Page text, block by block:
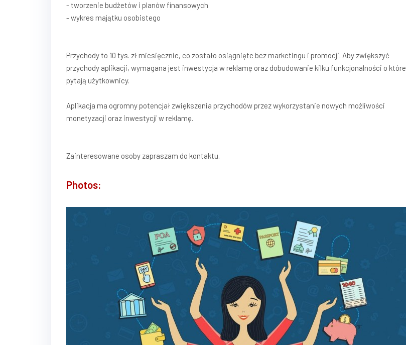
- tworzenie budżetów i planów finansowych
- wykres majątku osobistego
Przychody to 10 tys. zł miesięcznie, co zostało osiągnięte bez marketingu i promocji. Aby zwiększyć
przychody aplikacji, wymagana jest inwestycja w reklamę oraz dobudowanie kilku funkcjonalności o które
pytają użytkownicy.
Aplikacja ma ogromny potencjał zwiększenia przychodów przez wykorzystanie nowych możliwości
monetyzacji oraz inwestycji w reklamę.
Zainteresowane osoby zapraszam do kontaktu.
Photos: